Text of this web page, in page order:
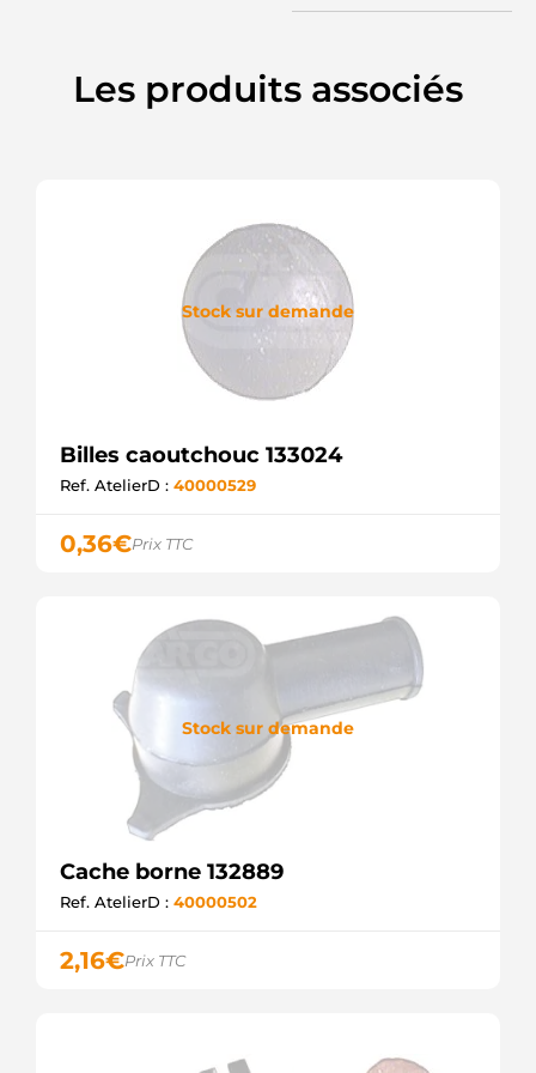
Les produits associés
Stock sur demande
Billes caoutchouc 133024
Ref. AtelierD : 40000529
0,36€Prix TTC
Stock sur demande
Cache borne 132889
Ref. AtelierD : 40000502
2,16€Prix TTC